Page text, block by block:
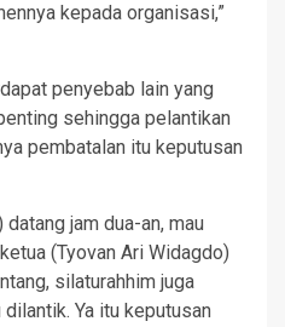
kepada organisasi,”
penyebab lain yang
sehingga pelantikan
pembatalan itu keputusan
datang jam dua-an, mau
(Tyovan Ari Widagdo)
silaturahhim juga
Ya itu keputusan